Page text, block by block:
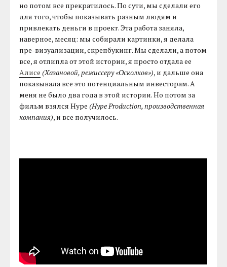
но потом все прекратилось. По сути, мы сделали его
для того, чтобы показывать разным людям и
привлекать деньги в проект. Эта работа заняла,
наверное, месяц: мы собирали картинки, я делала
пре-визуализации, скрепбукинг. Мы сделали, а потом
все, я отлипла от этой истории, я просто отдала ее
Алисе (Хазановой, режиссеру «Осколков»), и дальше она
показывала все это потенциальным инвесторам. А
меня не было два года в этой истории. Но потом за
фильм взялся Hype(Hype Production, производственная
компания), и все получилось.